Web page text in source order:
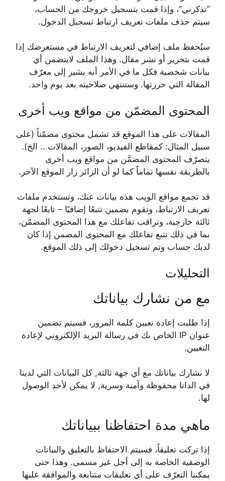
“تذكرني”، وإذا قمت بتسجيل خروجك من الحساب،
سيتم حذف ملفات تعريف ارتباط تسجيل الدخول.
سيُحفظ ملف إضافي لتعريف الارتباط في مستعرضك إذا
قمت بتحرير أو نشر مقال. وهذا الملف لايتضمن أي
بيانات شخصية فكل ما في الأمر أنه يشير إلى معرّف
المقالة التي حررتها. وستنتهي صلاحيته بعد يوم واحد.
المحتوى المضمّن من مواقع ويب أخرى
المقالات على هذا الموقع قد تشمل محتوى مضمّناً (على
سبيل المثال: كمقاطع الفيديو، الصور، المقالات .. الخ).
يتصرّف المحتوى المضمَّن من مواقع ويب أخرى
بالطريقة نفسها تماماً كما لو أن الزائر زار الموقع الآخر.
قد تجمع مواقع الويب هذه بيانات عنك، وتستخدم ملفات
تعريف الارتباط، وتقوم بضمين تتبعًا إضافيًا – تابعًا لجهة
ثالثة خارجية، وتراقب تفاعلك مع هذا المحتوى المضمّن،
بما في ذلك تتبع تفاعلك مع المحتوى المضمن إذا كان
لديك حساب وتم تسجيل دخولك إلى ذلك الموقع.
التحليلات
مع من نشارك بياناتك
إذا طلبت إعادة تعيين كلمة المرور، فسيتم تضمين
عنوان IP الخاص بك في رسالة البريد الإلكتروني لإعادة
التعيين.
لا نشارك بياناتك مع أي جهة ثالثة, كل البيانات التي لدينا
في الداتا محفوظة وآمنة وسرية, لا يمكن لأحد الوصول
لها.
ماهي مدة احتفاظنا ببياناتك
إذا تركت تعليقاً، فسيتم الاحتفاظ بالتعليق والبيانات
الوصفية الخاصة به إلى أجل غير مسمى. وهذا حتى
يمكننا التعرّف على أي تعليقات متتابعة والموافقة عليها